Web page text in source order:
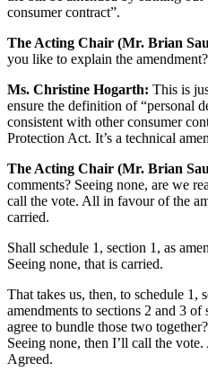
consumer contract”.
The Acting Chair (Mr. Brian
you like to explain the amendment?
Ms. Christine Hogarth: This is
ensure the definition of “personal
consistent with other consumer
Protection Act. It’s a technical
The Acting Chair (Mr. Brian
comments? Seeing none, are we
call the vote. All in favour of the
carried.
Shall schedule 1, section 1, as
Seeing none, that is carried.
That takes us, then, to schedule 1,
amendments to sections 2 and 3
agree to bundle those two
Seeing none, then I’ll call the
Agreed.